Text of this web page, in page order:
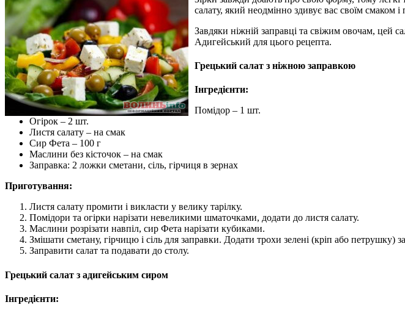
салату, який неодмінно здивує вас своїм смаком
Завдяки ніжній заправці та свіжим овочам, цей
Адигейський для цього рецепта.
Грецький салат з ніжною заправкою
Інгредієнти:
Помідор – 1 шт.
Огірок – 2 шт.
Листя салату – на смак
Сир Фета – 100 г
Маслини без кісточок – на смак
Заправка: 2 ложки сметани, сіль, гірчиця в зернах
Приготування:
Листя салату промити і викласти у велику тарілку.
Помідори та огірки нарізати невеликими шматочками, додати до листя салату.
Маслини розрізати навпіл, сир Фета нарізати кубиками.
Змішати сметану, гірчицю і сіль для заправки. Додати трохи зелені (кріп або петрушку)
Заправити салат та подавати до столу.
Грецький салат з адигейським сиром
Інгредієнти: